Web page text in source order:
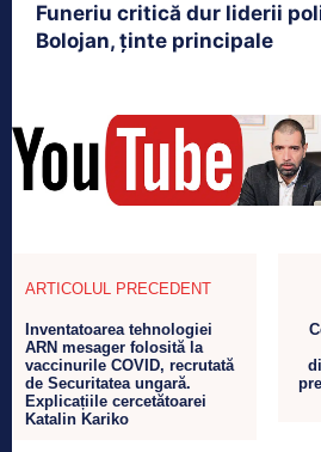
Funeriu critică dur liderii
Bolojan, ținte principale
ARTICOLUL PRECEDENT
Inventatoarea tehnologiei
ARN mesager folosită la
vaccinurile COVID, recrutată
de Securitatea ungară.
Explicațiile cercetătoarei
Katalin Kariko